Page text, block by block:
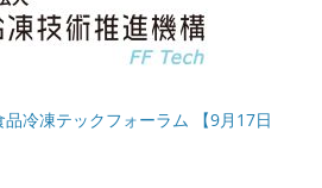
冷凍テックフォーラム 【9月17日